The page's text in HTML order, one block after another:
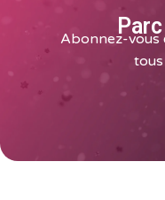
Abonnez-vous